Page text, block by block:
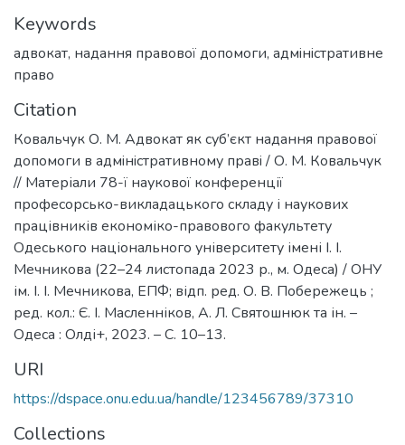
Keywords
адвокат, надання правової допомоги, адмiнiстративне
право
Citation
Ковальчук О. М. Адвокат як суб’єкт надання правової
допомоги в адмiнiстративному правi / О. М. Ковальчук
// Матеріали 78-ї наукової конференції
професорсько-викладацького складу і наукових
працівників економіко-правового факультету
Одеського національного університету імені І. І.
Мечникова (22–24 листопада 2023 р., м. Одеса) / ОНУ
ім. І. І. Мечникова, ЕПФ; відп. ред. О. В. Побережець ;
ред. кол.: Є. І. Масленніков, А. Л. Святошнюк та ін. –
Одеса : Олді+, 2023. – С. 10–13.
URI
https://dspace.onu.edu.ua/handle/123456789/37310
Collections